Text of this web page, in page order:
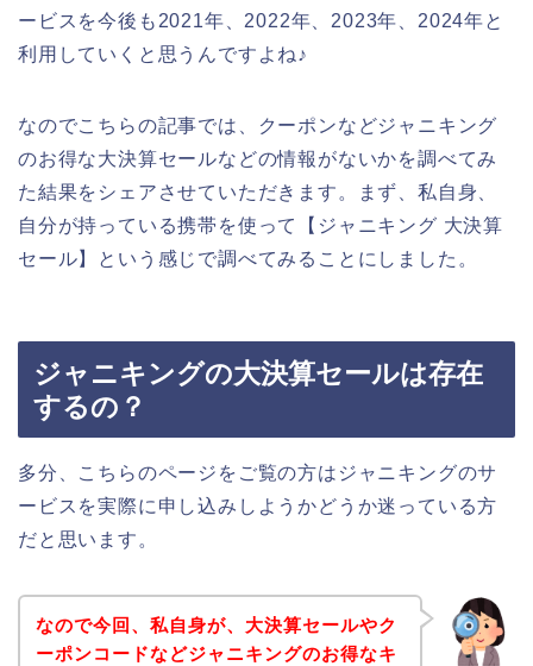
ービスを今後も2021年、2022年、2023年、2024年と
利用していくと思うんですよね♪
なのでこちらの記事では、クーポンなどジャニキング
のお得な大決算セールなどの情報がないかを調べてみ
た結果をシェアさせていただきます。まず、私自身、
自分が持っている携帯を使って【ジャニキング 大決算
セール】という感じで調べてみることにしました。
ジャニキングの大決算セールは存在
するの？
多分、こちらのページをご覧の方はジャニキングのサ
ービスを実際に申し込みしようかどうか迷っている方
だと思います。
なので今回、私自身が、大決算セールやク
ーポンコードなどジャニキングのお得なキ